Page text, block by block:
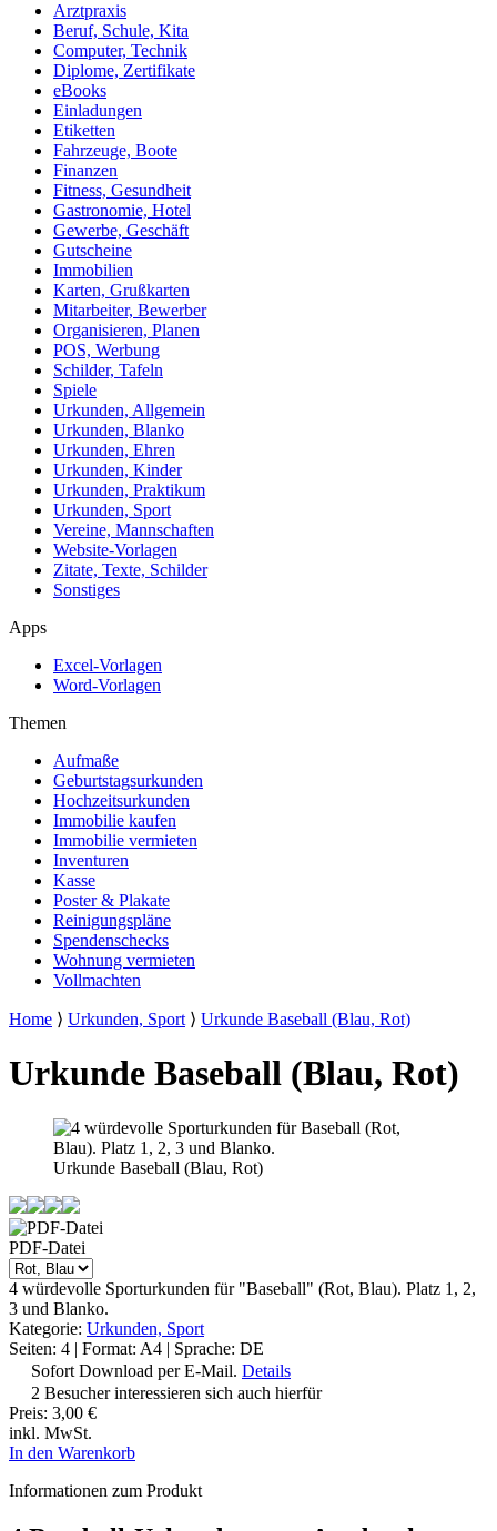
Arztpraxis
Beruf, Schule, Kita
Computer, Technik
Diplome, Zertifikate
eBooks
Einladungen
Etiketten
Fahrzeuge, Boote
Finanzen
Fitness, Gesundheit
Gastronomie, Hotel
Gewerbe, Geschäft
Gutscheine
Immobilien
Karten, Grußkarten
Mitarbeiter, Bewerber
Organisieren, Planen
POS, Werbung
Schilder, Tafeln
Spiele
Urkunden, Allgemein
Urkunden, Blanko
Urkunden, Ehren
Urkunden, Kinder
Urkunden, Praktikum
Urkunden, Sport
Vereine, Mannschaften
Website-Vorlagen
Zitate, Texte, Schilder
Sonstiges
Apps
Excel-Vorlagen
Word-Vorlagen
Themen
Aufmaße
Geburtstagsurkunden
Hochzeitsurkunden
Immobilie kaufen
Immobilie vermieten
Inventuren
Kasse
Poster & Plakate
Reinigungspläne
Spendenschecks
Wohnung vermieten
Vollmachten
Home ⟩ Urkunden, Sport ⟩ Urkunde Baseball (Blau, Rot)
Urkunde Baseball (Blau, Rot)
Urkunde Baseball (Blau, Rot)
PDF-Datei
4 würdevolle Sporturkunden für "Baseball" (Rot, Blau). Platz 1, 2,
3 und Blanko.
Kategorie: Urkunden, Sport
Seiten: 4 | Format: A4 | Sprache: DE
Sofort Download per E-Mail. Details
2 Besucher interessieren sich auch hierfür
Preis: 3,00 €
inkl. MwSt.
In den Warenkorb
Informationen zum Produkt